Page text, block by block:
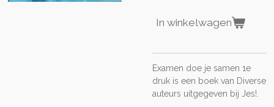
In winkelwagen
Examen doe je samen 1e
druk is een boek van Diverse
auteurs uitgegeven bij Jes!.